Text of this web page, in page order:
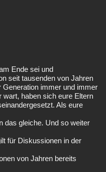
Ende sei und
seit tausenden von Jahren
Generation immer und immer
wart, haben sich eure Eltern
Als eure
das gleiche. Und so weiter
für Diskussionen in der
von Jahren bereits